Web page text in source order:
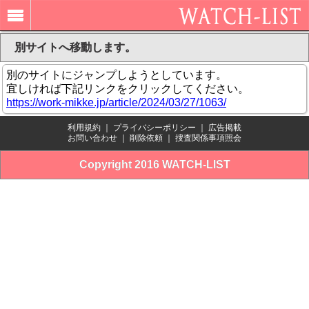
別サイトへ移動します。
別のサイトにジャンプしようとしています。
宜しければ下記リンクをクリックしてください。
https://work-mikke.jp/article/2024/03/27/1063/
利用規約 プライバシーポリシー
広告掲載
お問い合わせ
削除依頼 捜査関係事項照会
Copyright 2016 WATCH-LIST